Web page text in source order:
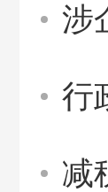
涉
行
减